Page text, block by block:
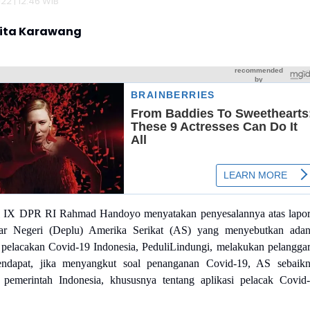
Karawang
DPR RI Rahmad Handoyo menyatakan penyesalannya atas
Negeri (Deplu) Amerika Serikat (AS) yang menyebutkan
Covid-19 Indonesia, PeduliLindungi, melakukan
jika menyangkut soal penanganan Covid-19, AS
Indonesia, khususnya tentang aplikasi pelacak